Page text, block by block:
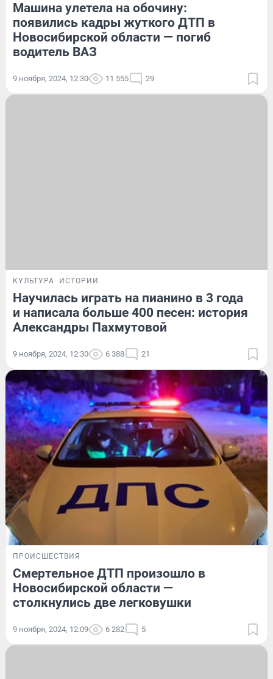
Машина улетела на обочину:
появились кадры жуткого ДТП в
Новосибирской области — погиб
водитель ВАЗ
9 ноября, 2024, 12:30 11 555 29
КУЛЬТУРА ИСТОРИИ
Научилась играть на пианино в 3 года
и написала больше 400 песен: история
Александры Пахмутовой
9 ноября, 2024, 12:30 6 388 21
ПРОИСШЕСТВИЯ
Смертельное ДТП произошло в
Новосибирской области —
столкнулись две легковушки
9 ноября, 2024, 12:09 6 282 5